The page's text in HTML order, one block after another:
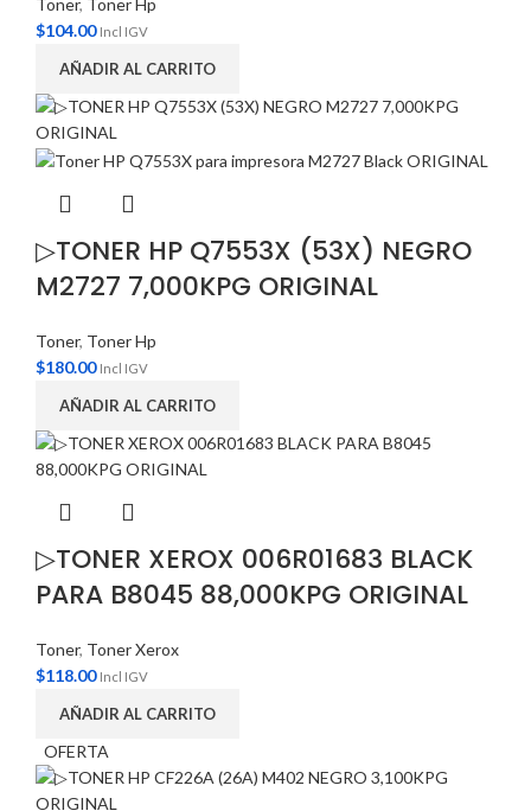
Toner, Toner Hp
$104.00 Incl IGV
AÑADIR AL CARRITO
▷TONER HP Q7553X (53X) NEGRO
M2727 7,000KPG ORIGINAL
Toner, Toner Hp
$180.00 Incl IGV
AÑADIR AL CARRITO
▷TONER XEROX 006R01683 BLACK
PARA B8045 88,000KPG ORIGINAL
Toner, Toner Xerox
$118.00 Incl IGV
AÑADIR AL CARRITO
OFERTA